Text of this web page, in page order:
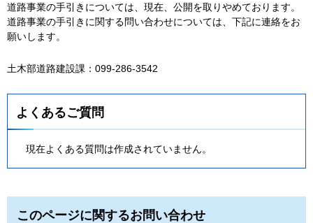
道路事業の手引きについては、現在、公開を取りやめております。
道路事業の手引きに関する問い合わせについては、下記に連絡をお
願いします。
土木部道路建設課：099-286-3542
よくあるご質問
現在よくある質問は作成されていません。
このページに関するお問い合わせ